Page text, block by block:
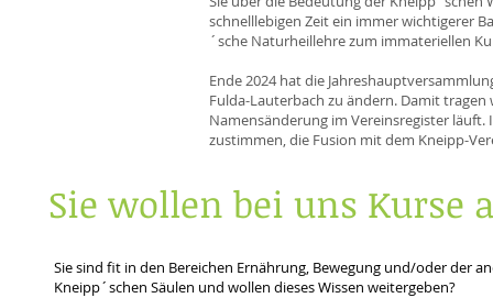
schnelllebigen Zeit ein immer wichtigerer
´sche Naturheillehre zum immateriellen
Ende 2024 hat die
Fulda-Lauterbach zu ändern. Damit
Namensänderung im Vereinsregister
zustimmen, die Fusion mit dem Kneipp-
Sie sind fit in den Bereichen Ernährung, Bewegung und/oder der
Kneipp´schen Säulen und wollen dieses Wissen weitergeben?
Sie wollen bei uns Kurse